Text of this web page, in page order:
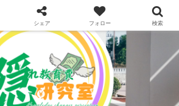
シェア フォロー 検索